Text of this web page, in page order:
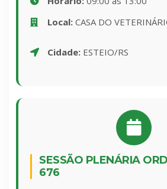
Local: CASA DO
Cidade: ESTEIO/RS
SESSÃO PLENÁRIA
676